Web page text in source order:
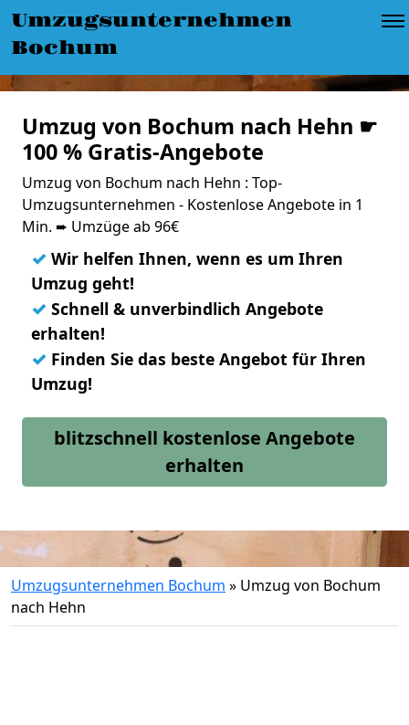
Umzugsunternehmen
Bochum
Umzug von Bochum nach Hehn ☛
100 % Gratis-Angebote
Umzug von Bochum nach Hehn : Top-
Umzugsunternehmen - Kostenlose Angebote in 1
Min. ➨ Umzüge ab 96€
✓ Wir helfen Ihnen, wenn es um Ihren
Umzug geht!
✓ Schnell & unverbindlich Angebote
erhalten!
✓ Finden Sie das beste Angebot für Ihren
Umzug!
blitzschnell kostenlose Angebote
erhalten
Umzugsunternehmen Bochum » Umzug von Bochum
nach Hehn